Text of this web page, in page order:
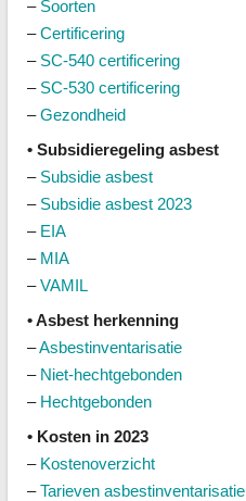
– Soorten
–Certificering
– SC-540 certificering
– SC-530 certificering
–Gezondheid
• Subsidieregeling asbest
– Subsidie asbest
– Subsidie asbest 2023
– EIA
– MIA
–VAMIL
• Asbest herkenning
–Asbestinventarisatie
– Niet-hechtgebonden
– Hechtgebonden
• Kosten in 2023
– Kostenoverzicht
–Tarieven asbestinventarisatie